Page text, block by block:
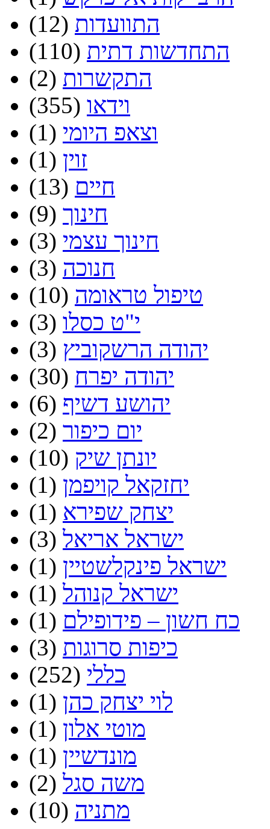
התוועדות (12)
התחדשות דתית (110)
התקשרות (2)
וידאו (355)
וצאפ היומי (1)
זוין (1)
חיים (13)
חינוך (9)
חינוך עצמי (3)
חנוכה (3)
טיפול טראומה (10)
י"ט כסלו (3)
יהודה הרשקוביץ (3)
יהודה יפרח (30)
יהושע דשיף (6)
יום כיפור (2)
יונתן שיק (10)
יחזקאל קויפמן (1)
יצחק שפירא (1)
ישראל אריאל (3)
ישראל פינקלשטיין (1)
ישראל קנוהל (1)
כח חשון – פידופילם (1)
כיפות סרוגות (3)
כללי (252)
לוי יצחק כהן (1)
מוטי אלון (1)
מונדשיין (1)
משה סגל (2)
מתניה (10)